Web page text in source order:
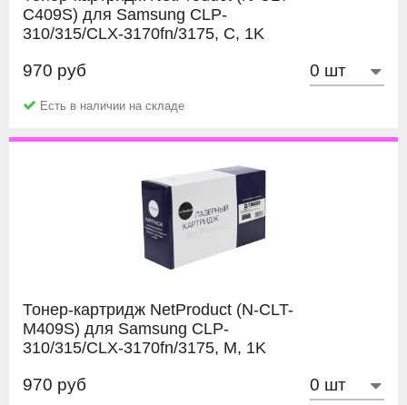
C409S) для Samsung CLP-
310/315/CLX-3170fn/3175, C, 1K
NetProduct
970 руб
Есть в наличии на складе
Тонер-картридж NetProduct (N-CLT-
M409S) для Samsung CLP-
310/315/CLX-3170fn/3175, M, 1K
NetProduct
970 руб